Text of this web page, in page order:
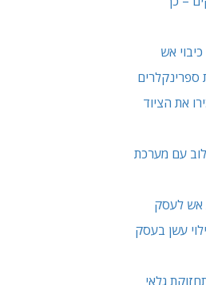
אש
את הציוד
עם מערכת
אש לעסק
עשן בעסק
גלאי